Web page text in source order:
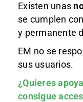
Existen unas
se cumplen
y permanente
EM no se
sus usuarios.
¿Quieres
consigue